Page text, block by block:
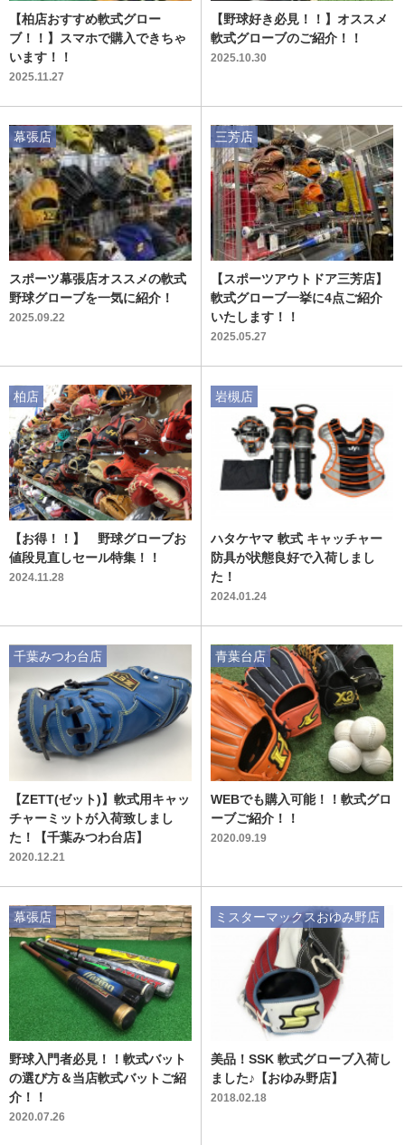
【柏店おすすめ軟式グロー
ブ！！】スマホで購入できちゃ
います！！
2025.11.27
【野球好き必見！！】オススメ
軟式グローブのご紹介！！
2025.10.30
スポーツ幕張店オススメの軟式
野球グローブを一気に紹介！
2025.09.22
幕張店
【スポーツアウトドア三芳店】
軟式グローブ一挙に4点ご紹介
いたします！！
2025.05.27
三芳店
【お得！！】 野球グローブお
値段見直しセール特集！！
2024.11.28
柏店
ハタケヤマ 軟式 キャッチャー
防具が状態良好で入荷しまし
た！
2024.01.24
岩槻店
【ZETT(ゼット)】軟式用キャッ
チャーミットが入荷致しまし
た！【千葉みつわ台店】
2020.12.21
千葉みつわ台店
WEBでも購入可能！！軟式グロ
ーブご紹介！！
2020.09.19
青葉台店
野球入門者必見！！軟式バット
の選び方＆当店軟式バットご紹
介！！
2020.07.26
幕張店
美品！SSK 軟式グローブ入荷し
ました♪【おゆみ野店】
2018.02.18
ミスターマックスおゆみ野店